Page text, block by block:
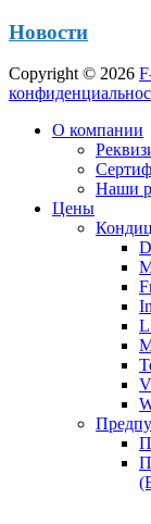
Новости
Copyright © 2026
вверх
О компании
Наши
Цены